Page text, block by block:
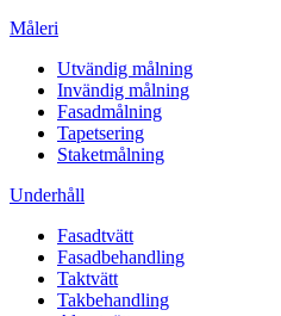
Måleri
Utvändig målning
Invändig målning
Fasadmålning
Tapetsering
Staketmålning
Underhåll
Fasadtvätt
Fasadbehandling
Taktvätt
Takbehandling